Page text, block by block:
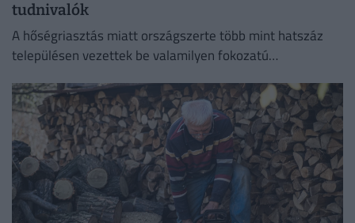
tudnivalók
A hőségriasztás miatt országszerte több mint hatszáz
településen vezettek be valamilyen fokozatú